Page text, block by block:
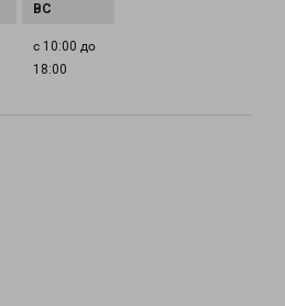
с 10:00 до
18:00